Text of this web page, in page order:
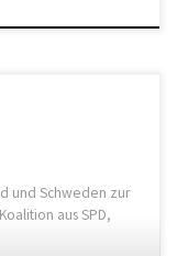
und Schweden zur
aus SPD,